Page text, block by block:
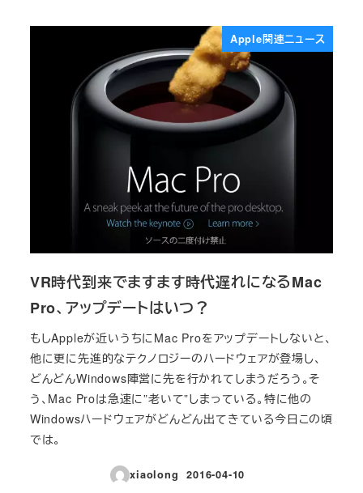
Apple関連ニュース
VR時代到来でますます時代遅れになるMac
Pro、アップデートはいつ？
もしAppleが近いうちにMac Proをアップデートしないと、
他に更に先進的なテクノロジーのハードウェアが登場し、
どんどんWindows陣営に先を行かれてしまうだろう。そ
う、Mac Proは急速に”老いて”しまっている。特に他の
Windowsハードウェアがどんどん出てきている今日この頃
では。
xiaolong
投稿日
2016-04-10